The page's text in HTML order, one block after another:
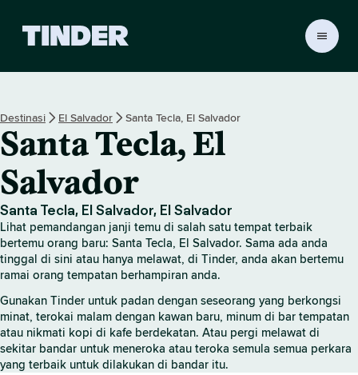
a
U
a
m
a
T
i
n
e
r
Destinasi El Salvador Santa Tecla, El Salvador
Santa Tecla, El
Salvador
Santa Tecla, El Salvador, El Salvador
Lihat pemandangan janji temu di salah satu tempat terbaik
bertemu orang baru: Santa Tecla, El Salvador. Sama ada anda
tinggal di sini atau hanya melawat, di Tinder, anda akan bertemu
ramai orang tempatan berhampiran anda.
Gunakan Tinder untuk padan dengan seseorang yang berkongsi
minat, terokai malam dengan kawan baru, minum di bar tempatan
atau nikmati kopi di kafe berdekatan. Atau pergi melawat di
sekitar bandar untuk meneroka atau teroka semula semua perkara
yang terbaik untuk dilakukan di bandar itu.